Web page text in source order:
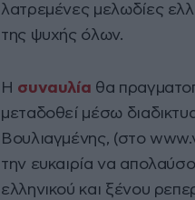
λατρεμένες μελωδίες
της ψυχής όλων.
Η συναυλία θα
μεταδοθεί μέσω
Βουλιαγμένης, (στο
την ευκαιρία να
ελληνικού και ξένου